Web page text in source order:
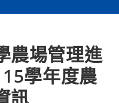
農場管理進
學年度農
訊